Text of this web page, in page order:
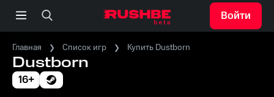
Войти
Главная Список игр Купить Dustborn
Dustborn
16+